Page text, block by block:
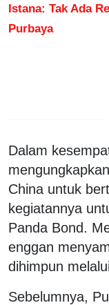
Istana: Tak Ada
Purbaya
Dalam
China untuk
kegiatannya
Panda Bond.
enggan
dihimpun
Sebelumnya,